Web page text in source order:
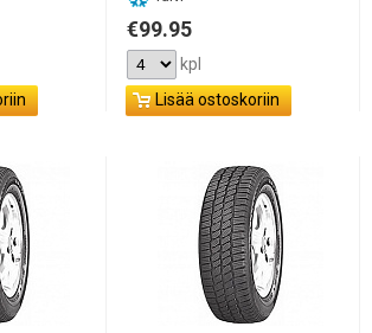
€99.95
kpl
Lisää ostoskoriin